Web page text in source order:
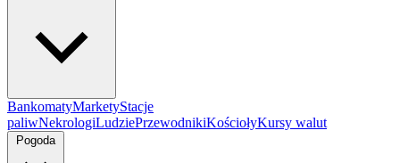
BankomatyMarketyStacje
paliwNekrologiLudziePrzewodnikiKościołyKursy walut
Pogoda